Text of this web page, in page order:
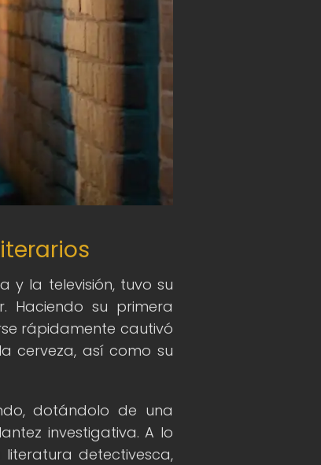
y la televisión, tuvo su
Haciendo su primera
rápidamente cautivó
cerveza, así como su
dotándolo de una
investigativa. A lo
detectivesca,